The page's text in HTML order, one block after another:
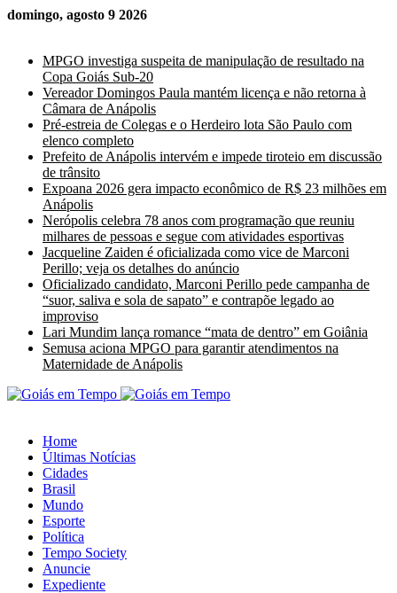
domingo, agosto 9 2026
MPGO investiga suspeita de manipulação de resultado na
Copa Goiás Sub-20
Vereador Domingos Paula mantém licença e não retorna à
Câmara de Anápolis
Pré-estreia de Colegas e o Herdeiro lota São Paulo com
elenco completo
Prefeito de Anápolis intervém e impede tiroteio em discussão
de trânsito
Expoana 2026 gera impacto econômico de R$ 23 milhões em
Anápolis
Nerópolis celebra 78 anos com programação que reuniu
milhares de pessoas e segue com atividades esportivas
Jacqueline Zaiden é oficializada como vice de Marconi
Perillo; veja os detalhes do anúncio
Oficializado candidato, Marconi Perillo pede campanha de
“suor, saliva e sola de sapato” e contrapõe legado ao
improviso
Lari Mundim lança romance “mata de dentro” em Goiânia
Semusa aciona MPGO para garantir atendimentos na
Maternidade de Anápolis
Home
Últimas Notícias
Cidades
Brasil
Mundo
Esporte
Política
Tempo Society
Anuncie
Expediente